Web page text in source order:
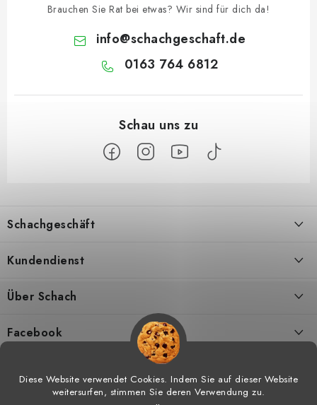
Diese Website verwendet Cookies. Indem Sie auf dieser Website
weitersurfen, stimmen Sie deren Verwendung zu.
Brauchen Sie Rat bei etwas? Wir sind für dich da!
info@schachgeschaft.de
0163 764 6812
ß
z
e
e
Schachgeschäft
Kontakt
Meine bestellung
Kundendienst
Geschäftsbedingungen
Hilfe bei Reklamationen
Über Schach
Schachtraining
Facebook